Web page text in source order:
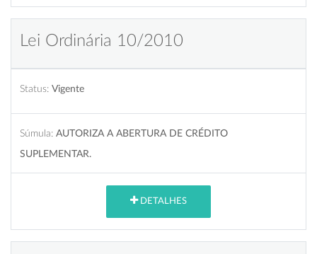
Lei Ordinária 10/2010
Status: Vigente
Súmula: AUTORIZA A ABERTURA DE CRÉDITO
SUPLEMENTAR.
DETALHES